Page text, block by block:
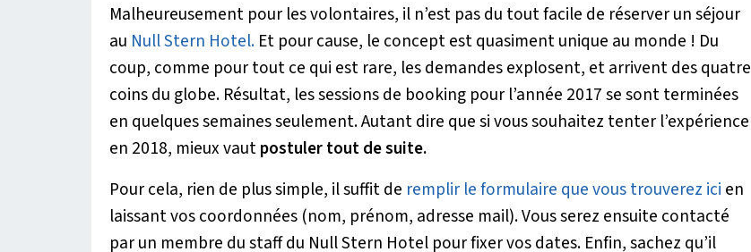
Malheureusement pour les volontaires, il n’est pas du tout facile de réserver un séjour
au Null Stern Hotel. Et pour cause, le concept est quasiment unique au monde ! Du
coup, comme pour tout ce qui est rare, les demandes explosent, et arrivent des quatre
coins du globe. Résultat, les sessions de booking pour l’année 2017 se sont terminées
en quelques semaines seulement. Autant dire que si vous souhaitez tenter l’expérience
en 2018, mieux vautpostuler tout de suite.
Pour cela, rien de plus simple, il suffit de remplir le formulaire que vous trouverez ici en
laissant vos coordonnées (nom, prénom, adresse mail). Vous serez ensuite contacté
par un membre du staff du Null Stern Hotel pour fixer vos dates. Enfin, sachez qu’il